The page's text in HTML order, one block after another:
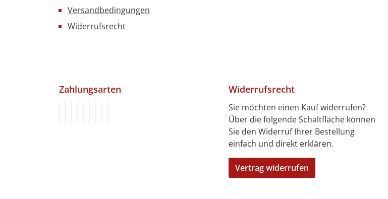
Versandbedingungen
Widerrufsrecht
Zahlungsarten Widerrufsrecht
Sie möchten einen Kauf widerrufen?
Über die folgende Schaltfläche können
Sie den Widerruf Ihrer Bestellung
einfach und direkt erklären.
Vertrag widerrufen